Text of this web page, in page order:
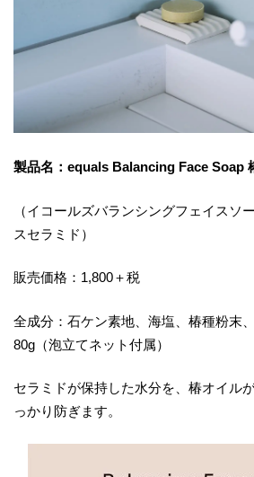
製品名：equals Balancing Face Soap
（イコールズバランシングフェイスソ
スセラミド）
販売価格：1,800＋税
全成分：石ケン素地、海塩、椿種粉末
80g（泡立てネット付属）
セラミドが保持した水分を、椿オイル
っかり防ぎます。